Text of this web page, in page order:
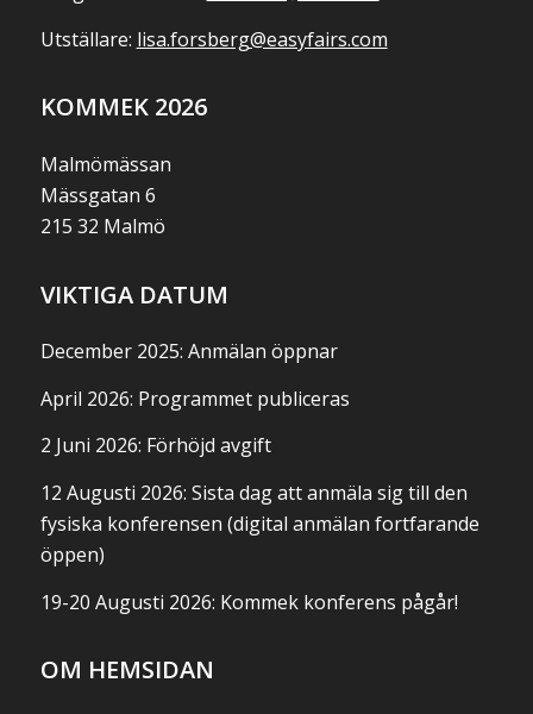
Utställare: lisa.forsberg@easyfairs.com
KOMMEK 2026
Malmömässan
Mässgatan 6
215 32 Malmö
VIKTIGA DATUM
December 2025: Anmälan öppnar
April 2026: Programmet publiceras
2 Juni 2026: Förhöjd avgift
12 Augusti 2026: Sista dag att anmäla sig till den
fysiska konferensen (digital anmälan fortfarande
öppen)
19-20 Augusti 2026: Kommek konferens pågår!
OM HEMSIDAN